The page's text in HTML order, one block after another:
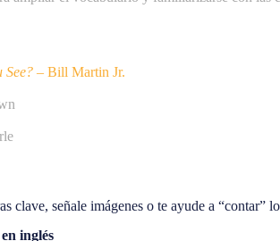
See? – Bill Martin Jr.
clave, señale imágenes o te ayude a “contar”
inglés